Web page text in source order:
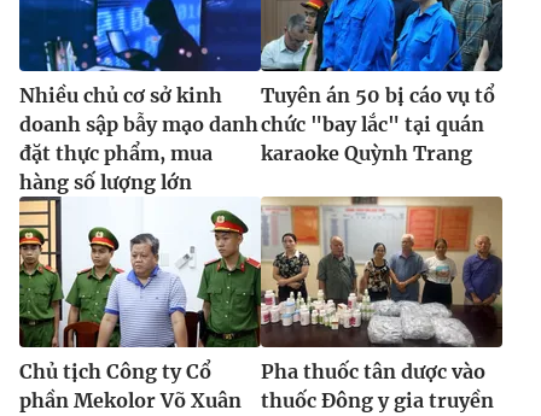
Nhiều chủ cơ sở kinh
doanh sập bẫy mạo danh
đặt thực phẩm, mua
hàng số lượng lớn
Tuyên án 50 bị cáo vụ tổ
chức "bay lắc" tại quán
karaoke Quỳnh Trang
Chủ tịch Công ty Cổ
phần Mekolor Võ Xuân
Pha thuốc tân dược vào
thuốc Đông y gia truyền